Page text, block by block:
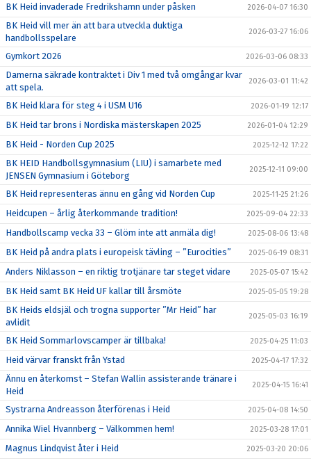
BK Heid invaderade Fredrikshamn under påsken 2026-04-07 16:30
BK Heid vill mer än att bara utveckla duktiga
handbollsspelare
2026-03-27 16:06
Gymkort 2026 2026-03-06 08:33
Damerna säkrade kontraktet i Div 1 med två omgångar kvar
att spela.
2026-03-01 11:42
BK Heid klara för steg 4 i USM U16 2026-01-19 12:17
BK Heid tar brons i Nordiska mästerskapen 2025 2026-01-04 12:29
BK Heid - Norden Cup 2025 2025-12-12 17:22
BK HEID Handbollsgymnasium (LIU) i samarbete med
JENSEN Gymnasium i Göteborg
2025-12-11 09:00
BK Heid representeras ännu en gång vid Norden Cup 2025-11-25 21:26
Heidcupen – årlig återkommande tradition! 2025-09-04 22:33
Handbollscamp vecka 33 – Glöm inte att anmäla dig! 2025-08-06 13:48
BK Heid på andra plats i europeisk tävling – ”Eurocities” 2025-06-19 08:31
Anders Niklasson – en riktig trotjänare tar steget vidare 2025-05-07 15:42
BK Heid samt BK Heid UF kallar till årsmöte 2025-05-05 19:28
BK Heids eldsjäl och trogna supporter ”Mr Heid” har
avlidit
2025-05-03 16:19
BK Heid Sommarlovscamper är tillbaka! 2025-04-25 11:03
Heid värvar franskt från Ystad 2025-04-17 17:32
Ännu en återkomst – Stefan Wallin assisterande tränare i
Heid
2025-04-15 16:41
Systrarna Andreasson återförenas i Heid 2025-04-08 14:50
Annika Wiel Hvannberg – Välkommen hem! 2025-03-28 17:01
Magnus Lindqvist åter i Heid 2025-03-20 20:06